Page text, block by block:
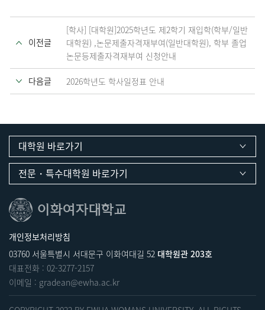
이전글
[학사] [대학원]2025학년도 제2학기 재입학(학부/일반
대학원) ,논문제출자격재부여(일반대학원), 학부 졸업
논문등제출자격재부여 신청안내
다음글 2026학년도 학사일정표 안내
대학원 바로가기
전문・특수대학원 바로가기
개인정보처리방침
03760 서울특별시 서대문구 이화여대길 52 대학원관 203호
대표전화 : 02-3277-2157
이메일 : gradean@ewha.ac.kr